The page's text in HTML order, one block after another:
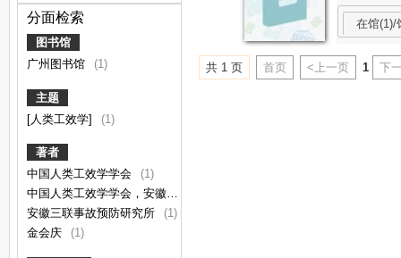
分面检索
图书馆
广州图书馆
(1)
主题
[人类工效学]
(1)
著者
中国人类工效学学会
(1)
中国人类工效学学会，安徽三联事故预防研究所主办
安徽三联事故预防研究所
(1)
金会庆
(1)
在馆(1)/
共 1 页 首页 <上一页 1 下